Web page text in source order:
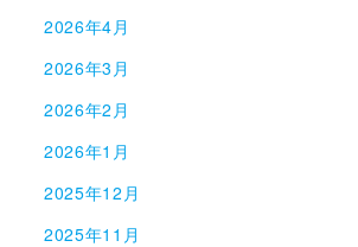
2026年4月
2026年3月
2026年2月
2026年1月
2025年12月
2025年11月